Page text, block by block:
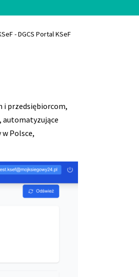
- DGCS Portal KSeF
i przedsiębiorcom,
automatyzujące
Polsce,